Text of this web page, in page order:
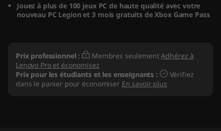
Jouez à plus de 100 jeux PC de haute qualité avec votre
nouveau PC Legion et 3 mois gratuits de Xbox Game Pass
Prix professionnel : Membres seulementAdhérez à
Lenovo Pro et économisez
Prix pour les étudiants et les enseignants :
Vérifiez
dans le panier pour économiser En savoir plus